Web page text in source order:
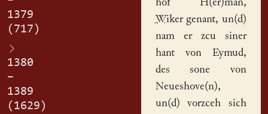
1379
(717)
1380
–
1389
(1629)
hof H(er)man,
Wikergenant, un(d)
nam er zcu siner
hantvon Eymud,
des sone von
Neueshove(n),
un(d) vorzceh sich